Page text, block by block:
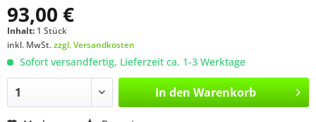
93,00 €
Inhalt: 1 Stück
inkl. MwSt.zzgl. Versandkosten
Sofort versandfertig, Lieferzeit ca. 1-3 Werktage
In den Warenkorb